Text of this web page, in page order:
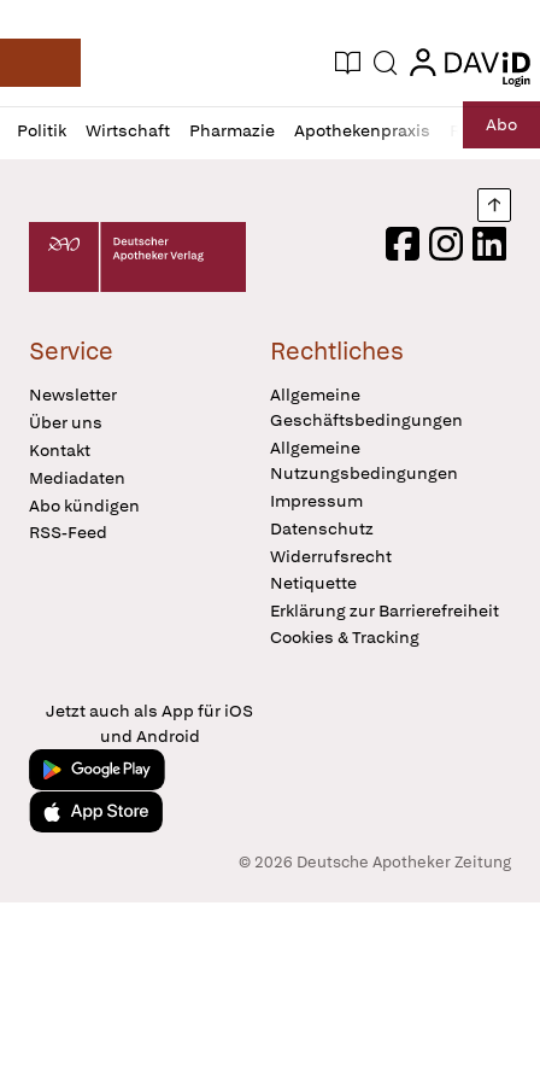
Deutsche Apotheker Zeitung
Aktuelle Ausgabe
Suche login
login
Politik Wirtschaft Pharmazie Apothekenpraxis RechtAbo
Profil
öffnen
Daz
Pur
Deutscher Apotheker Verlag Logo
FacebookInstagram
Service
Newsletter
Über uns
Kontakt
Mediadaten
Abo kündigen
RSS-Feed
Rechtliches
Allgemeine
Geschäftsbedingungen
Allgemeine
Nutzungsbedingungen
Impressum
Datenschutz
Widerrufsrecht
Netiquette
Erklärung zur Barrierefreiheit
Cookies & Tracking
Jetzt auch als App für iOS
und Android
Jetzt bei Google Play
Laden im App Store
© 2026 Deutsche Apotheker Zeitung